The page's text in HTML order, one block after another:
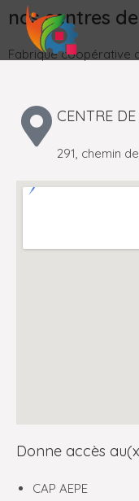
nos centres
Fabrique coopérative
CENTRE
291, chemin
Donne accès
CAP AEPE